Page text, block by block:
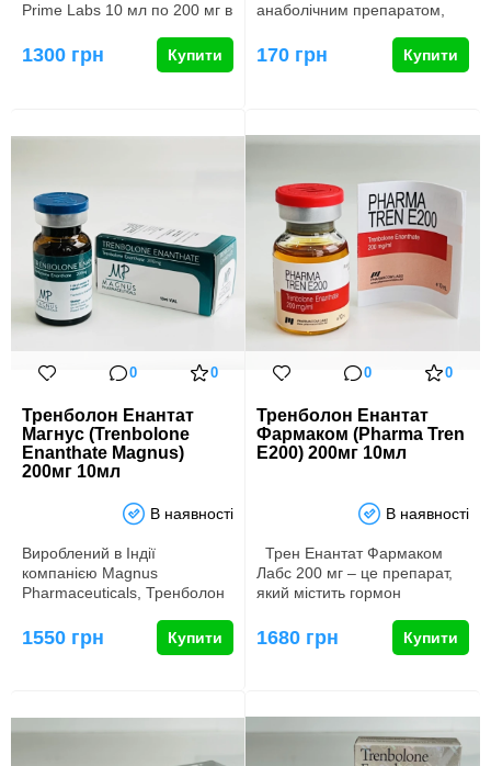
Prime Labs 10 мл по 200 мг в
1300 грн Купити
анаболічним препаратом,
170 грн Купити
0 0
Тренболон Енантат
Магнус (Trenbolone
Enanthate Magnus)
200мг 10мл
В наявності
Вироблений в Індії
компанією Magnus
Pharmaceuticals, Тренболон
мг, являє со…
1550 грн Купити
0 0
Тренболон Енантат
Фармаком (Pharma Tren
E200) 200мг 10мл
В наявності
Трен Енантат Фармаком
Лабс 200 мг – це препарат,
який містить гормон
1680 грн Купити